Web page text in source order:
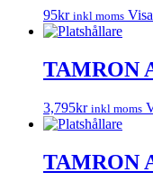
95kr inkl moms
TAMRON
3,795kr inkl moms
TAMRON